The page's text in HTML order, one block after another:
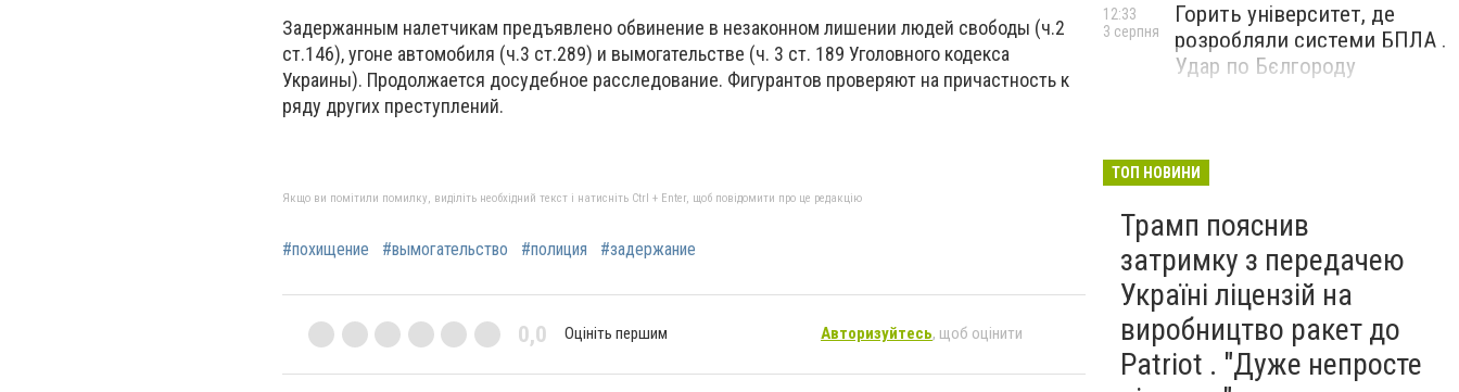
Задержанным налетчикам предъявлено обвинение в незаконном лишении людей свободы (ч.2
ст.146), угоне автомобиля (ч.3 ст.289) и вымогательстве (ч. 3 ст. 189 Уголовного кодекса
Украины). Продолжается досудебное расследование. Фигурантов проверяют на причастность к
ряду других преступлений.
Якщо ви помітили помилку, виділіть необхідний текст і натисніть Ctrl + Enter, щоб повідомити про це редакцію
#похищение #вымогательство #полиция #задержание
0,0 Оцініть першим Авторизуйтесь, щоб оцінити
Горить університет, де
розробляли системи БПЛА .
Удар по Бєлгороду
12:33
3 серпня
ТОП НОВИНИ
Трамп пояснив
затримку з передачею
Україні ліцензій на
виробництво ракет до
Patriot . "Дуже непросте